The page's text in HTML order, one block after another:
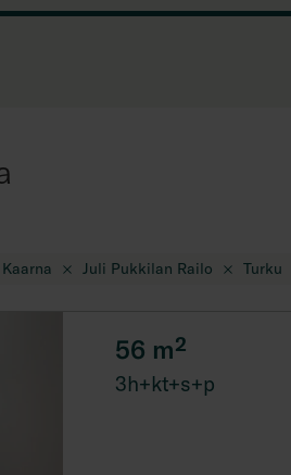
Juli Pukkilan Railo Turku
56 m²
3h+kt+s+p